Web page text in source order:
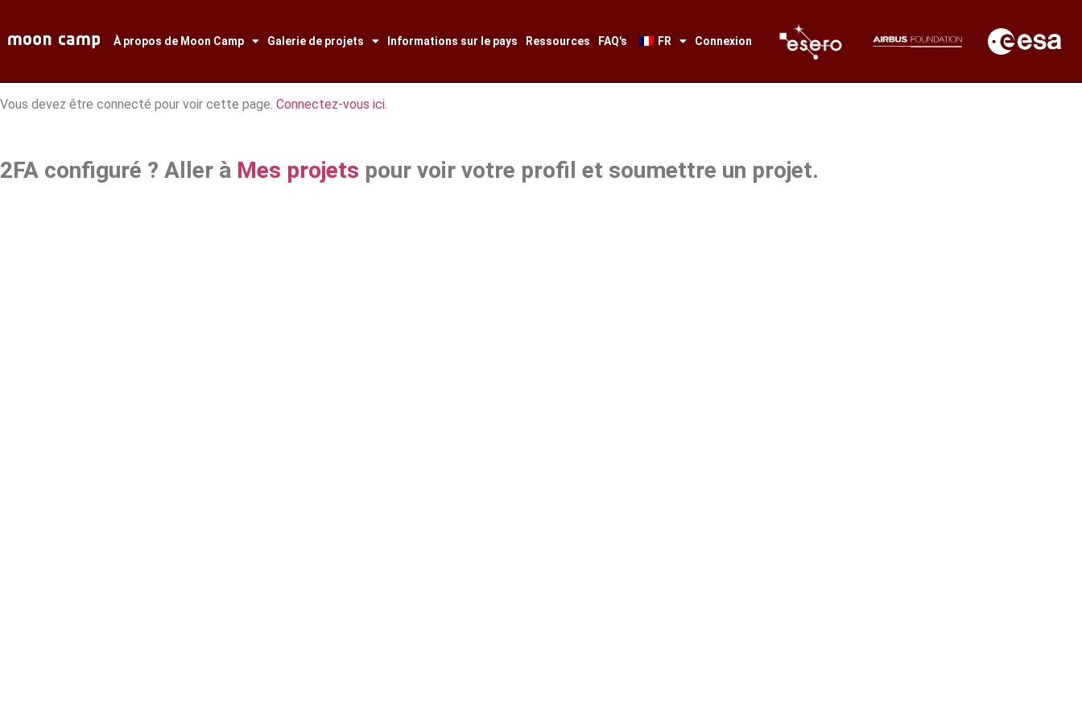
À propos de Moon Camp Galerie de projets Informations sur le pays Ressources FAQ's FR Connexion
Vous devez être connecté pour voir cette page. Connectez-vous ici.
2FA configuré ? Aller à Mes projets pour voir votre profil et soumettre un projet.